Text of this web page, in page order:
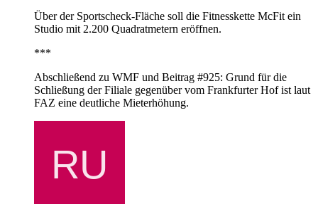
Über der Sportscheck-Fläche soll die Fitnesskette McFit ein
Studio mit 2.200 Quadratmetern eröffnen.
***
Abschließend zu WMF und Beitrag #925: Grund für die
Schließung der Filiale gegenüber vom Frankfurter Hof ist laut
FAZ eine deutliche Mieterhöhung.